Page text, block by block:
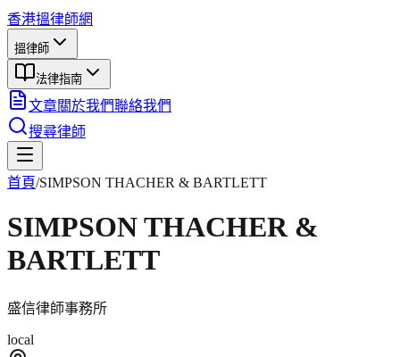
香港搵律師網
搵律師
法律指南
文章關於我們聯絡我們
搜尋律師
首頁/SIMPSON THACHER & BARTLETT
SIMPSON THACHER &
BARTLETT
盛信律師事務所
local